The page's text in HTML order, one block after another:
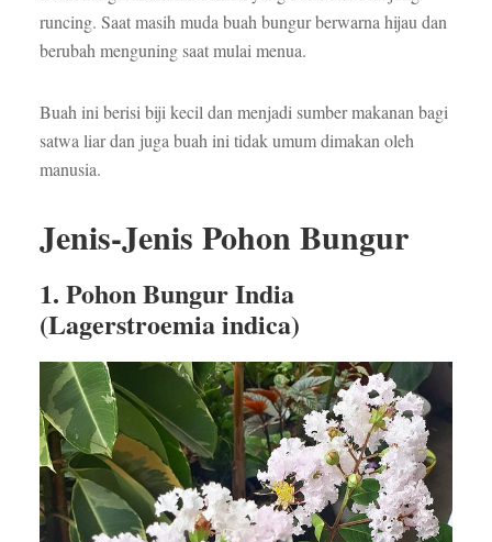
runcing. Saat masih muda buah bungur berwarna hijau dan
berubah menguning saat mulai menua.
Buah ini berisi biji kecil dan menjadi sumber makanan bagi
satwa liar dan juga buah ini tidak umum dimakan oleh
manusia.
Jenis-Jenis Pohon Bungur
1. Pohon Bungur India
(Lagerstroemia indica)